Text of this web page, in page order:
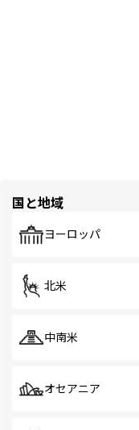
国と地域
ヨーロッパ
北米
中南米
オセアニア